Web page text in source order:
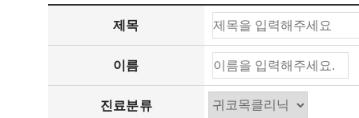
제목
이름
진료분류